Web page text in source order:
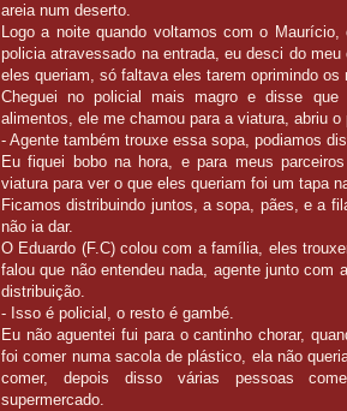
areia num deserto.
Logo a noite quando voltamos com o
policia atravessado na entrada, eu desci do
eles queriam, só faltava eles tarem oprimindo os
Cheguei no policial mais magro e disse que
alimentos, ele me chamou para a viatura, abriu o
- Agente também trouxe essa sopa, podiamos
Eu fiquei bobo na hora, e para meus
viatura para ver o que eles queriam foi um tapa
Ficamos distribuindo juntos, a sopa, pães, e a
não ia dar.
O Eduardo (F.C) colou com a família, eles
falou que não entendeu nada, agente junto com
distribuição.
- Isso é policial, o resto é gambé.
Eu não aguentei fui para o cantinho chorar,
foi comer numa sacola de plástico, ela não
comer, depois disso várias pessoas
supermercado.